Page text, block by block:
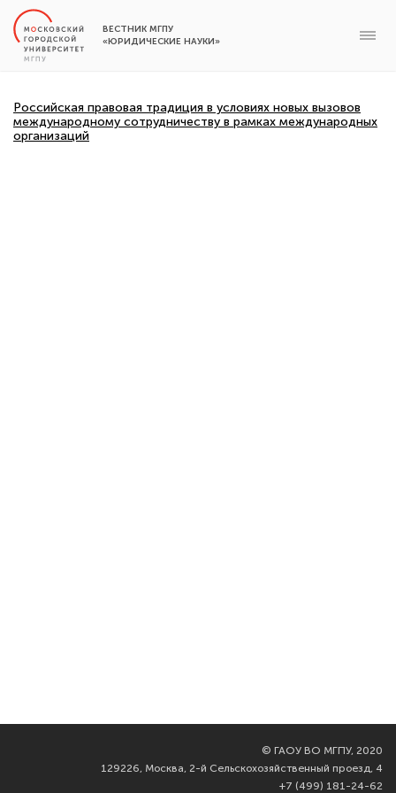
ВЕСТНИК МГПУ
«ЮРИДИЧЕСКИЕ НАУКИ»
Российская правовая традиция в условиях новых вызовов
международному сотрудничеству в рамках международных
организаций
© ГАОУ ВО МГПУ, 2020
129226, Москва, 2-й Сельскохозяйственный проезд, 4
+7 (499) 181-24-62